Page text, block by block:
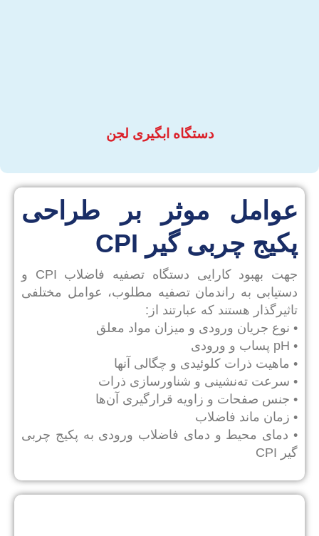
دستگاه ابگیری لجن
عوامل موثر بر طراحی
پکیج چربی گیر CPI
جهت بهبود کارایی دستگاه تصفیه فاضلاب CPI و
دستیابی به راندمان تصفیه مطلوب، عوامل مختلفی
تاثیرگذار هستند که عبارتند از:
• نوع جریان ورودی و میزان مواد معلق
• pH پساب و ورودی
• ماهیت ذرات کلوئیدی و چگالی آنها
• سرعت ته‌نشینی و شناورسازی ذرات
• جنس صفحات و زاویه قرارگیری آن‌ها
• زمان ماند فاضلاب
• دمای محیط و دمای فاضلاب ورودی به پکیج چربی
گیر CPI